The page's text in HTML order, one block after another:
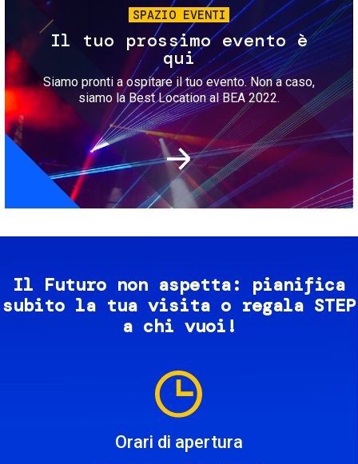
SPAZIO EVENTI
Il tuo prossimo evento è
qui
Siamo pronti a ospitare il tuo evento. Non a caso,
siamo la Best Location al BEA 2022.
Il Futuro non aspetta: pianifica
subito la tua visita o regala STEP
a chi vuoi!
Orari di apertura